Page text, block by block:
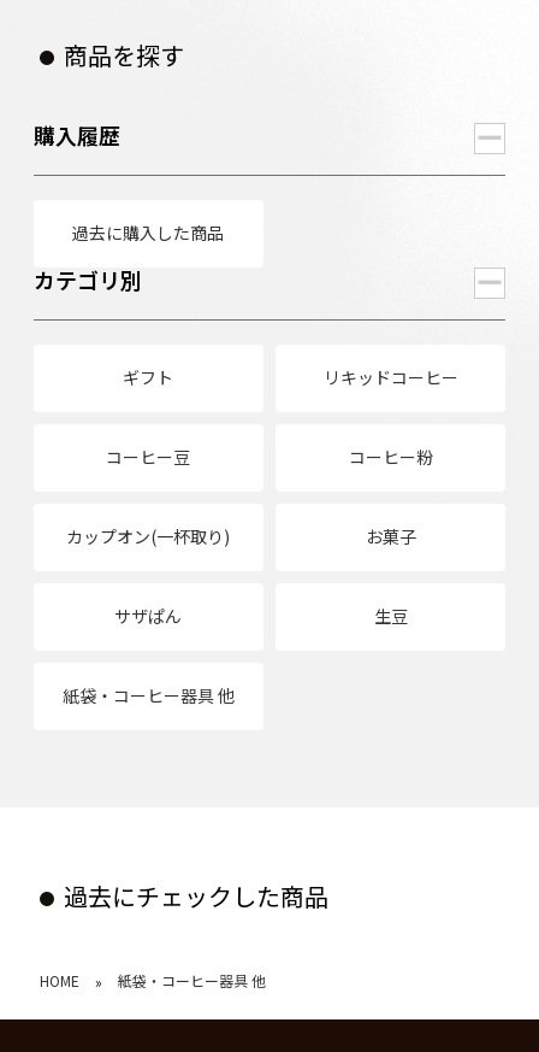
商品を探す
購入履歴
過去に購入した商品
カテゴリ別
ギフト リキッドコーヒー
コーヒー豆 コーヒー粉
カップオン(一杯取り) お菓子
サザぱん 生豆
紙袋・コーヒー器具 他
過去にチェックした商品
HOME » 紙袋・コーヒー器具 他